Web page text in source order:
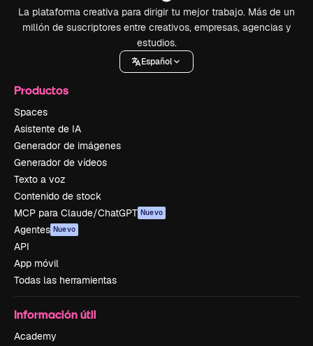
La plataforma creativa para dirigir tu mejor trabajo. Más de un
millón de suscriptores entre creativos, empresas, agencias y
estudios.
Español
Productos
Spaces
Asistente de IA
Generador de imágenes
Generador de vídeos
Texto a voz
Contenido de stock
MCP para Claude/ChatGPT Nuevo
Agentes Nuevo
API
App móvil
Todas las herramientas
Información útil
Academy